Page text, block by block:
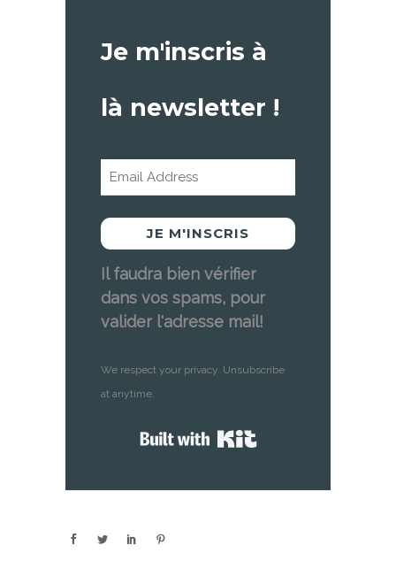
Je m'inscris à
là newsletter !
JE M'INSCRIS
Il faudra bien vérifier
dans vos spams, pour
valider l'adresse mail!
We respect your privacy. Unsubscribe
at anytime.